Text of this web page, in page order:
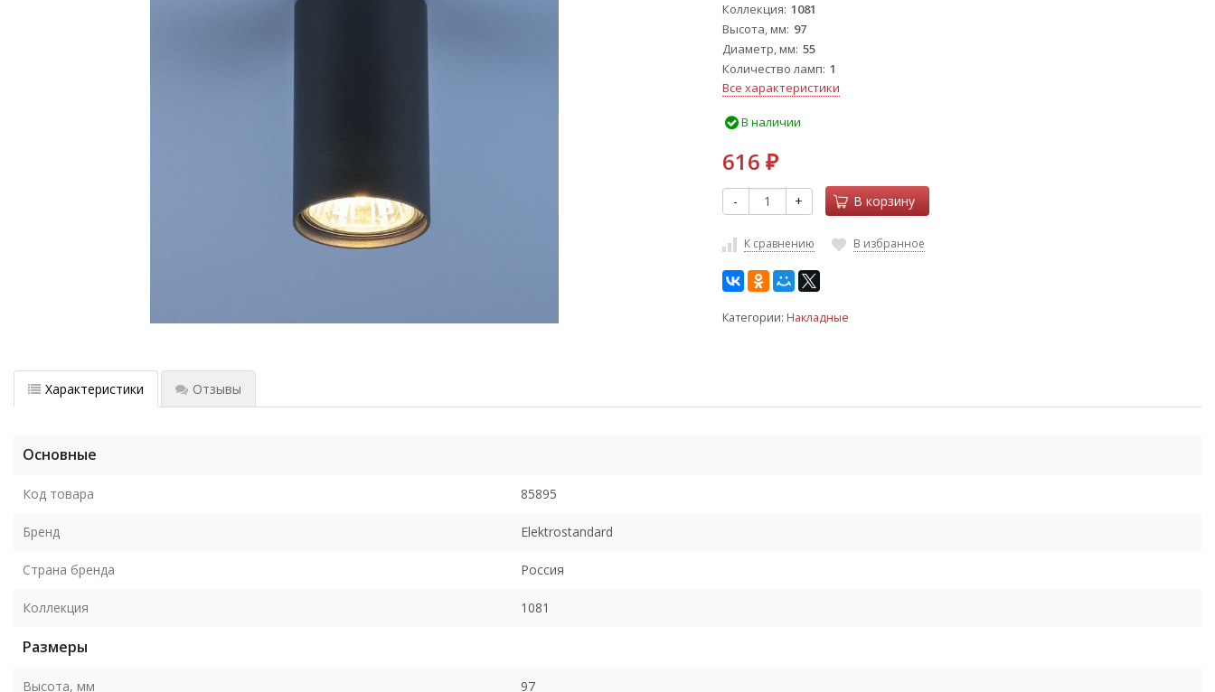
Коллекция 1081
Высота, мм 97
Диаметр, мм 55
Количество ламп 1
Все характеристики
В наличии
616 ₽
- + В корзину
К сравнению В избранное
Категории: Накладные
Характеристики Отзывы
Основные
Код товара 85895
Бренд Elektrostandard
Страна бренда Россия
Коллекция 1081
Размеры
Высота, мм 97